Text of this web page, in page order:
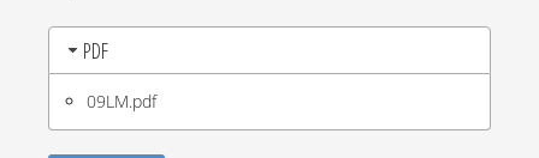
PDF
09LM.pdf